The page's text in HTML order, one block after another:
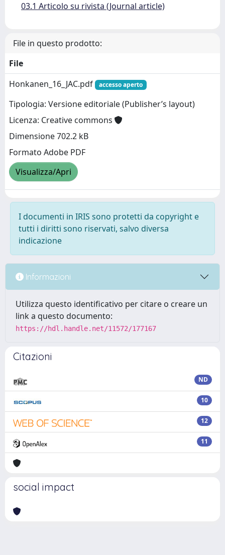
03.1 Articolo su rivista (Journal article)
File in questo prodotto:
File
Honkanen_16_JAC.pdf
accesso aperto
Tipologia: Versione editoriale (Publisher’s layout)
Licenza: Creative commons
Dimensione 702.2 kB
Formato Adobe PDF
Visualizza/Apri
I documenti in IRIS sono protetti da copyright e
tutti i diritti sono riservati, salvo diversa
indicazione
Informazioni
Utilizza questo identificativo per citare o creare un
link a questo documento:
https://hdl.handle.net/11572/177167
Citazioni
ND
10
12
11
social impact